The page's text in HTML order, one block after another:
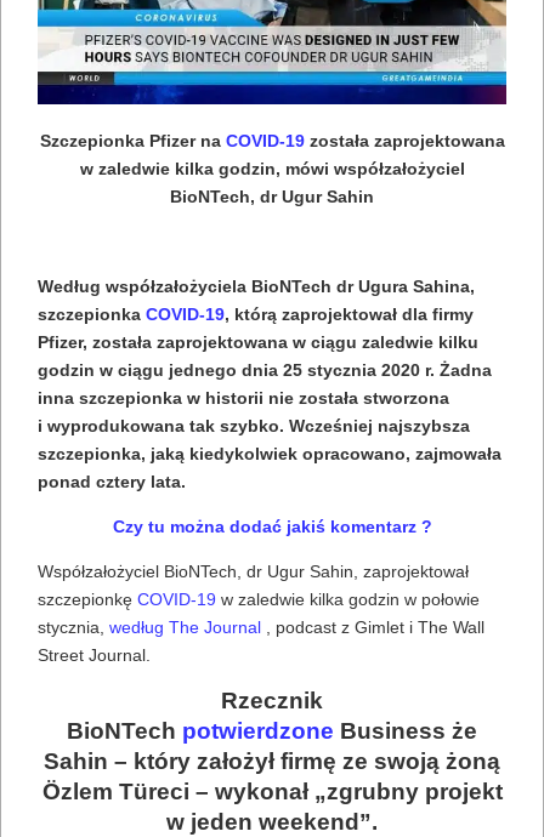
Szczepionka Pfizer na COVID-19została zaprojektowana
w zaledwie kilka godzin, mówi współzałożyciel
BioNTech, dr Ugur Sahin
Według współzałożyciela BioNTech dr Ugura Sahina,
szczepionka COVID-19, którą zaprojektował dla firmy
Pfizer, została zaprojektowana w ciągu zaledwie kilku
godzin w ciągu jednego dnia 25 stycznia 2020 r. Żadna
inna szczepionka w historii nie została stworzona
i wyprodukowana tak szybko. Wcześniej najszybsza
szczepionka, jaką kiedykolwiek opracowano, zajmowała
ponad cztery lata.
Czy tu można dodać jakiś komentarz ?
Współzałożyciel BioNTech, dr Ugur Sahin, zaprojektował
szczepionkę COVID-19 w zaledwie kilka godzin w połowie
stycznia, według The Journal , podcast z Gimlet i The Wall
Street Journal.
Rzecznik
BioNTech potwierdzone Business że
Sahin – który założył firmę ze swoją żoną
Özlem Türeci – wykonał „zgrubny projekt
w jeden weekend”.